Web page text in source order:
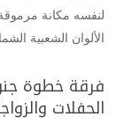
لنفسه مكانة
الألوان الشعبية
فرقة خطوة
الحفلات